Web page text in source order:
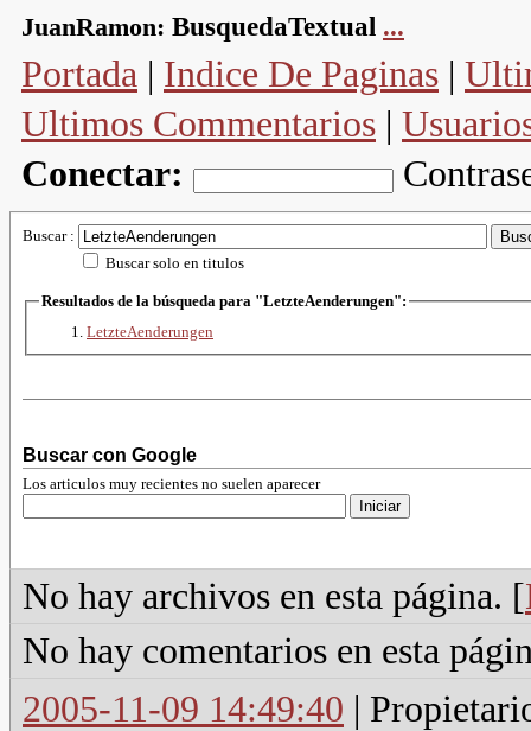
JuanRamon: BusquedaTextual ...
Portada | Indice De Paginas |
Ultimos Commentarios |
Conectar:
Buscar :
Buscar solo en titulos
Resultados de la búsqueda para "LetzteAenderungen":
LetzteAenderungen
Buscar con Google
Los articulos muy recientes no suelen aparecer
No hay archivos en esta página. [
No hay comentarios en esta
2005-11-09 14:49:40 |